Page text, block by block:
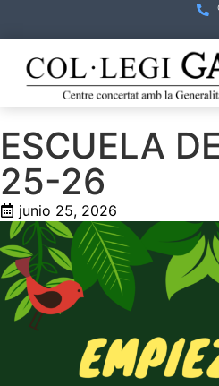
ESCUELA
25-26
junio 25, 2026